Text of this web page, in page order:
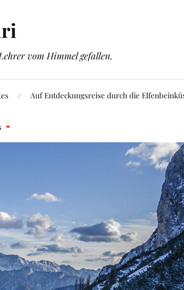
vom Himmel gefallen.
Auf Entdeckungsreise durch die